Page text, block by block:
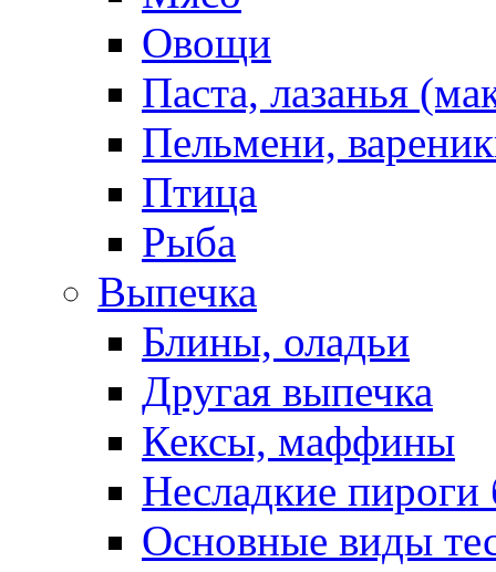
Овощи
Паста, лазанья
Пельмени,
Птица
Рыба
Выпечка
Блины, оладьи
Другая выпечка
Кексы, маффины
Несладкие пироги
Основные виды